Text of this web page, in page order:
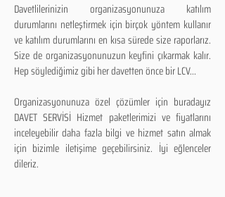
Davetlilerinizin organizasyonunuza katılım
durumlarını netleştirmek için birçok yöntem kullanır
ve katılım durumlarını en kısa sürede size raporlarız.
Size de organizasyonunuzun keyfini çıkarmak kalır.
Hep söylediğimiz gibi her davetten önce bir LCV...
Organizasyonunuza özel çözümler için buradayız
DAVET SERVİSİ Hizmet paketlerimizi ve fiyatlarını
inceleyebilir daha fazla bilgi ve hizmet satın almak
için bizimle iletişime geçebilirsiniz. İyi eğlenceler
dileriz.